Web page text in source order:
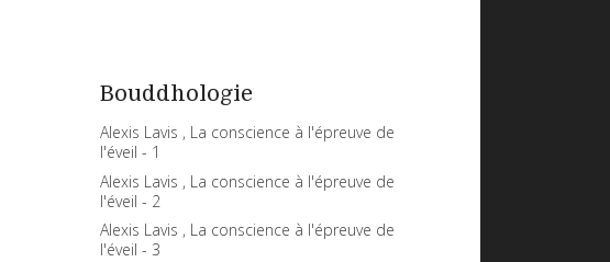
Bouddhologie
Alexis Lavis , La conscience à l'épreuve de
l'éveil - 1
Alexis Lavis , La conscience à l'épreuve de
l'éveil - 2
Alexis Lavis , La conscience à l'épreuve de
l'éveil - 3